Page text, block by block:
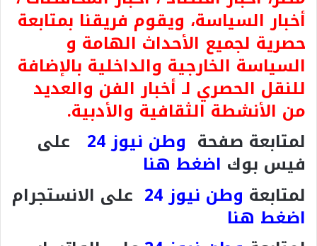
أخبار السياسة، ويقوم فريقنا بمتابعة
حصرية لجميع الأحداث الهامة و
السياسة الخارجية والداخلية بالإضافة
للنقل الحصري لـ أخبار الفن والعديد
من الأنشطة الثقافية والأدبية.
لمتابعة صفحة وطن نيوز 24 على
فيس بوك اضغط هنا
لمتابعة وطن نيوز 24 على الانستجرام
اضغط هنا